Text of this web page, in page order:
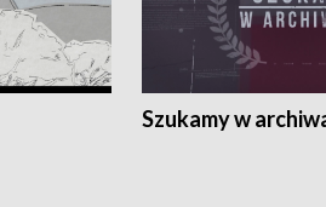
Szukamy w